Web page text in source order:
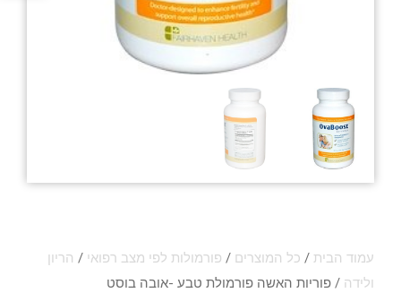
עמוד הבית / כל המוצרים / פורמולות לפי מצב רפואי / הריון
ולידה / פוריות האשה פורמולת טבע -אובה בוסט